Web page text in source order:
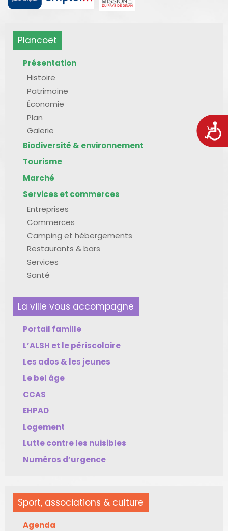
Plancoët
Présentation
Histoire
Patrimoine
Économie
Plan
Galerie
Biodiversité & environnement
Tourisme
Marché
Services et commerces
Entreprises
Commerces
Camping et hébergements
Restaurants & bars
Services
Santé
La ville vous accompagne
Portail famille
L’ALSH et le périscolaire
Les ados & les jeunes
Le bel âge
CCAS
EHPAD
Logement
Lutte contre les nuisibles
Numéros d’urgence
Sport, associations & culture
Agenda